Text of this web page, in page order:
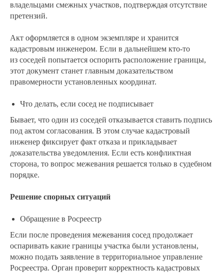
владельцами смежных участков, подтверждая отсутствие
претензий.
Акт оформляется в одном экземпляре и хранится
кадастровым инженером. Если в дальнейшем кто-то
из соседей попытается оспорить расположение границы,
этот документ станет главным доказательством
правомерности установленных координат.
Что делать, если сосед не подписывает
Бывает, что один из соседей отказывается ставить подпись
под актом согласования. В этом случае кадастровый
инженер фиксирует факт отказа и прикладывает
доказательства уведомления. Если есть конфликтная
сторона, то вопрос межевания решается только в судебном
порядке.
Решение спорных ситуаций
Обращение в Росреестр
Если после проведения межевания сосед продолжает
оспаривать какие границы участка были установлены,
можно подать заявление в территориальное управление
Росреестра. Орган проверит корректность кадастровых